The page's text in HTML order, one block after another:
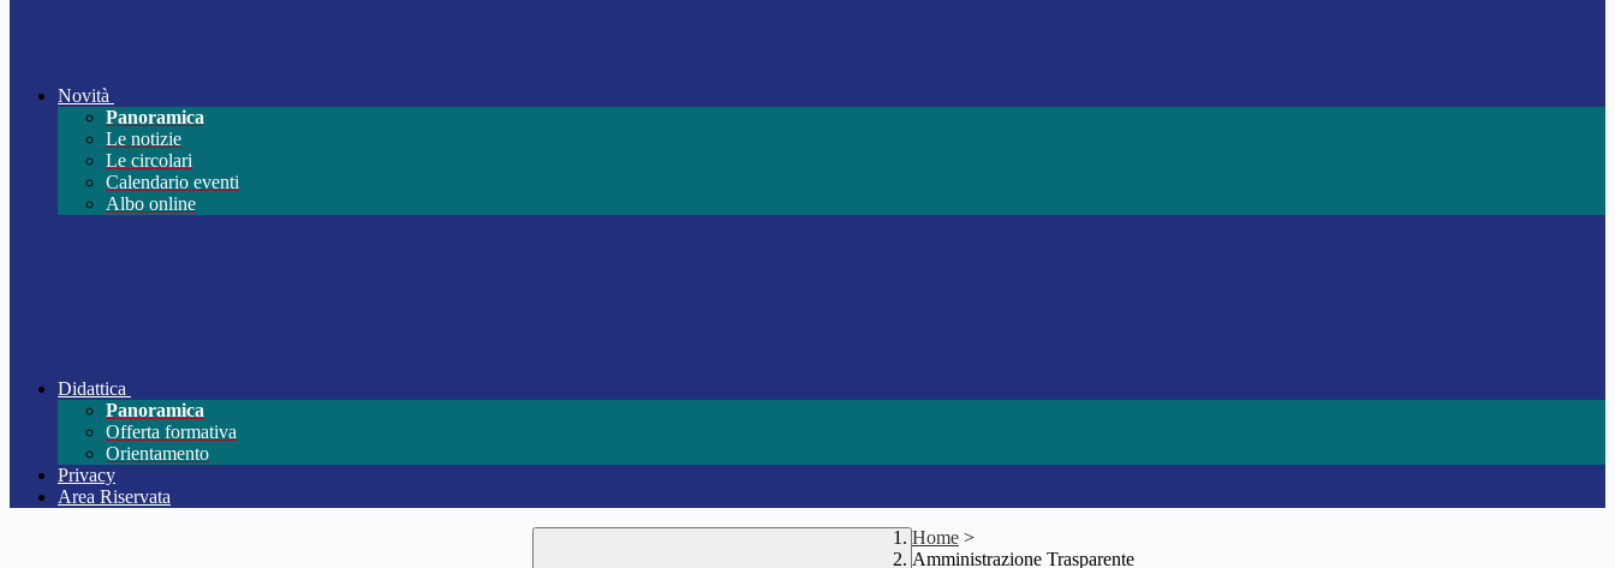
Novità
Panoramica
Le notizie
Le circolari
Calendario eventi
Albo online
Didattica
Panoramica
Offerta formativa
Orientamento
Privacy
Area Riservata
Home >
Amministrazione Trasparente